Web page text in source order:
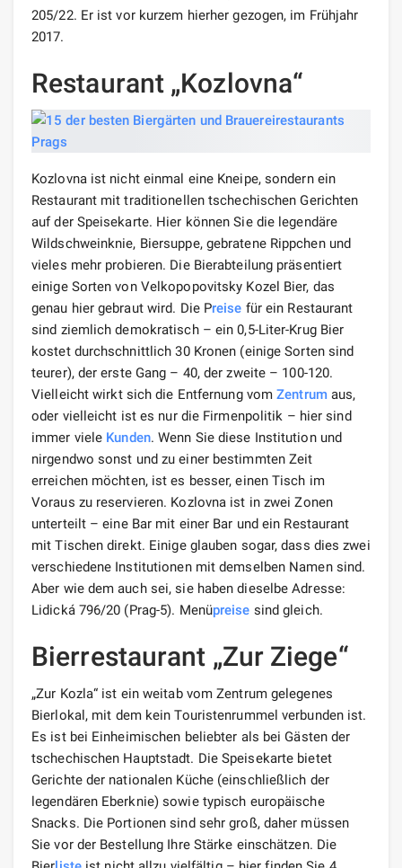
205/22. Er ist vor kurzem hierher gezogen, im Frühjahr
2017.
Restaurant „Kozlovna“
Kozlovna ist nicht einmal eine Kneipe, sondern ein
Restaurant mit traditionellen tschechischen Gerichten
auf der Speisekarte. Hier können Sie die legendäre
Wildschweinknie, Biersuppe, gebratene Rippchen und
vieles mehr probieren. Die Bierabteilung präsentiert
einige Sorten von Velkopopovitsky Kozel Bier, das
genau hier gebraut wird. Die Preise für ein Restaurant
sind ziemlich demokratisch – ein 0,5-Liter-Krug Bier
kostet durchschnittlich 30 Kronen (einige Sorten sind
teurer), der erste Gang – 40, der zweite – 100-120.
Vielleicht wirkt sich die Entfernung vomZentrumaus,
oder vielleicht ist es nur die Firmenpolitik – hier sind
immer viele Kunden. Wenn Sie diese Institution und
nirgendwo sonst und zu einer bestimmten Zeit
erreichen möchten, ist es besser, einen Tisch im
Voraus zu reservieren. Kozlovna ist in zwei Zonen
unterteilt – eine Bar mit einer Bar und ein Restaurant
mit Tischen direkt. Einige glauben sogar, dass dies zwei
verschiedene Institutionen mit demselben Namen sind.
Aber wie dem auch sei, sie haben dieselbe Adresse:
Lidická 796/20 (Prag-5). Menüpreise sind gleich.
Bierrestaurant „Zur Ziege“
„Zur Kozla“ ist ein weitab vom Zentrum gelegenes
Bierlokal, mit dem kein Touristenrummel verbunden ist.
Es ist bei Einheimischen beliebter als bei Gästen der
tschechischen Hauptstadt. Die Speisekarte bietet
Gerichte der nationalen Küche (einschließlich der
legendären Eberknie) sowie typisch europäische
Snacks. Die Portionen sind sehr groß, daher müssen
Sie vor der Bestellung Ihre Stärke einschätzen. Die